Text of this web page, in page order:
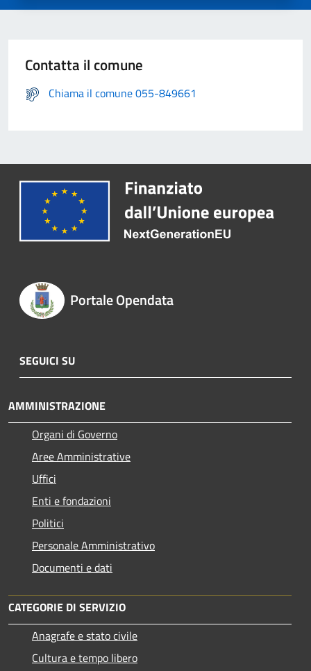
Contatta il comune
Chiama il comune 055-849661
Portale Opendata
SEGUICI SU
AMMINISTRAZIONE
Organi di Governo
Aree Amministrative
Uffici
Enti e fondazioni
Politici
Personale Amministrativo
Documenti e dati
CATEGORIE DI SERVIZIO
Anagrafe e stato civile
Cultura e tempo libero